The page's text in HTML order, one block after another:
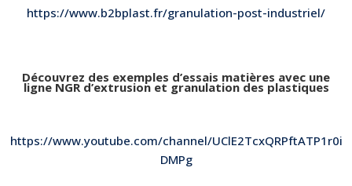
https://www.b2bplast.fr/granulation-post-industriel/
Découvrez des exemples d’essais matières avec une
ligne NGR d’extrusion et granulation des plastiques
https://www.youtube.com/channel/UClE2TcxQRPftATP1r0i
DMPg